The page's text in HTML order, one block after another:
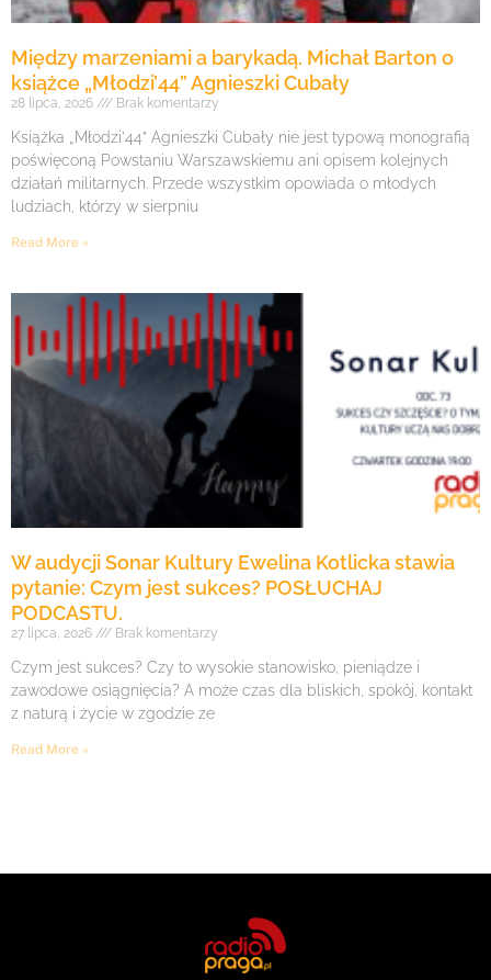
Między marzeniami a barykadą. Michał Barton o
książce „Młodzi’44” Agnieszki Cubały
28 lipca, 2026 Brak komentarzy
Książka „Młodzi’44” Agnieszki Cubały nie jest typową monografią
poświęconą Powstaniu Warszawskiemu ani opisem kolejnych
działań militarnych. Przede wszystkim opowiada o młodych
ludziach, którzy w sierpniu
Read More »
W audycji Sonar Kultury Ewelina Kotlicka stawia
pytanie: Czym jest sukces? POSŁUCHAJ
PODCASTU.
27 lipca, 2026 Brak komentarzy
Czym jest sukces? Czy to wysokie stanowisko, pieniądze i
zawodowe osiągnięcia? A może czas dla bliskich, spokój, kontakt
z naturą i życie w zgodzie ze
Read More »